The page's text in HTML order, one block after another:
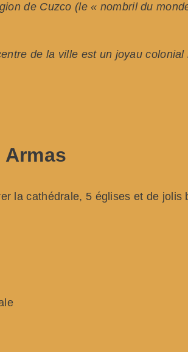
de Cuzco (le « nombril du
de la ville est un joyau
Armas
la cathédrale, 5 églises et de